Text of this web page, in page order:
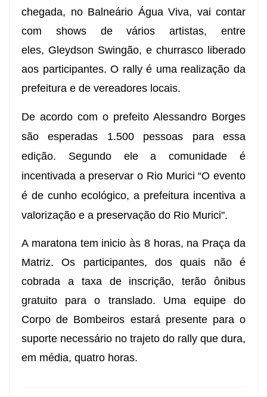
chegada, no Balneário Água Viva, vai contar
com shows de vários artistas, entre
eles, Gleydson Swingão, e churrasco liberado
aos participantes. O rally é uma realização da
prefeitura e de vereadores locais.
De acordo com o prefeito Alessandro Borges
são esperadas 1.500 pessoas para essa
edição. Segundo ele a comunidade é
incentivada a preservar o Rio Murici “O evento
é de cunho ecológico, a prefeitura incentiva a
valorização e a preservação do Rio Murici".
A maratona tem inicio às 8 horas, na Praça da
Matriz. Os participantes, dos quais não é
cobrada a taxa de inscrição, terão ônibus
gratuito para o translado. Uma equipe do
Corpo de Bombeiros estará presente para o
suporte necessário no trajeto do rally que dura,
em média, quatro horas.